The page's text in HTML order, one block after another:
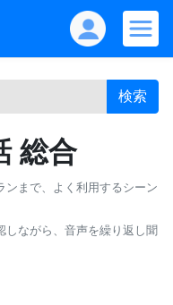
検索
総合
ンまで、よく利用するシーン
しながら、音声を繰り返し聞